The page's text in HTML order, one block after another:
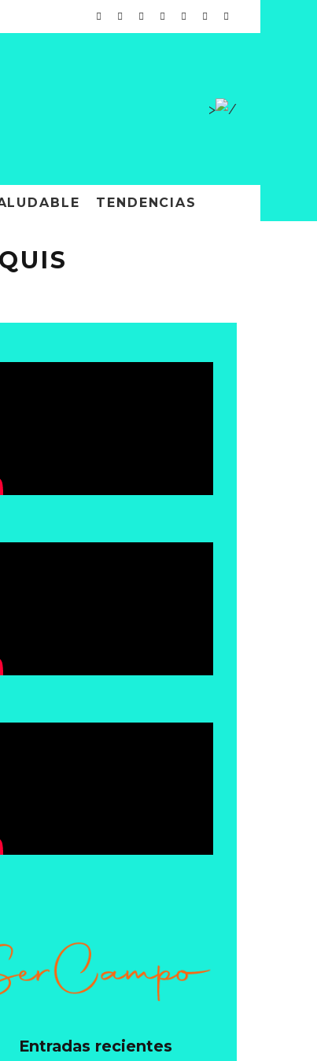
>
TENDENCIAS
Entradas recientes